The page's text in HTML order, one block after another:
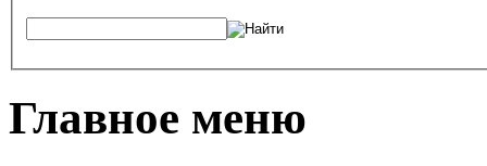
Главное меню